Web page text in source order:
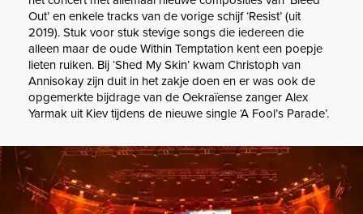
Out’ en enkele tracks van de vorige schijf ‘Resist’ (uit
2019). Stuk voor stuk stevige songs die iedereen die
alleen maar de oude Within Temptation kent een poepje
lieten ruiken. Bij ‘Shed My Skin’ kwam Christoph van
Annisokay zijn duit in het zakje doen en er was ook de
opgemerkte bijdrage van de Oekraïense zanger Alex
Yarmak uit Kiev tijdens de nieuwe single ‘A Fool’s Parade’.